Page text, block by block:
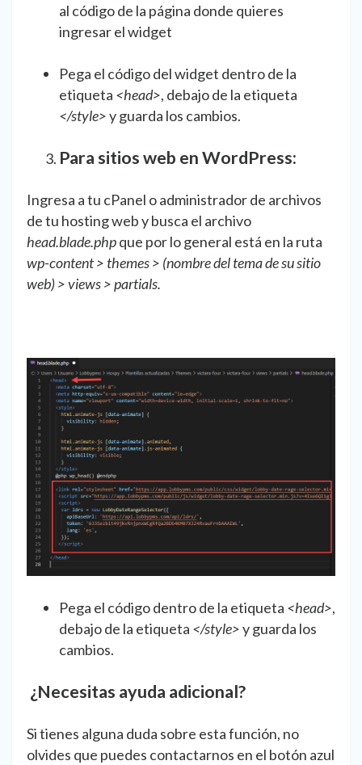
al código de la página donde quieres
ingresar el widget
Pega el código del widget dentro de la
etiqueta <head>, debajo de la etiqueta
</style>y guarda los cambios.
Para sitios web en WordPress:
Ingresa a tu cPanel o administrador de archivos
de tu hosting web y busca el archivo
head.blade.phpque por lo general está en la ruta
wp-content > themes > (nombre del tema de su sitio
web) > views > partials.
Pega el código dentro de la etiqueta <head>,
debajo de la etiqueta </style>y guarda los
cambios.
¿Necesitas ayuda adicional?
Si tienes alguna duda sobre esta función, no
olvides que puedes contactarnos en el botón azul